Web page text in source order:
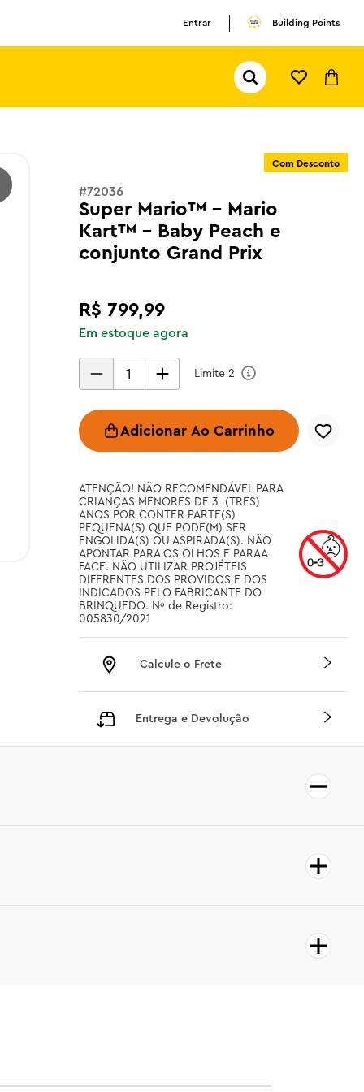
Entrar Building Points
Pesquisar...
Com Desconto
#72036
Super Mario™ - Mario
Kart™ – Baby Peach e
conjunto Grand Prix
R$ 799,99
Em estoque agora
Limite 2
Adicionar Ao Carrinho
ATENÇÃO! NÃO RECOMENDÁVEL PARA
CRIANÇAS MENORES DE 3  (TRES)
ANOS POR CONTER PARTE(S)
PEQUENA(S) QUE PODE(M) SER
ENGOLIDA(S) OU ASPIRADA(S). NÃO
APONTAR PARA OS OLHOS E PARAA
FACE. NÃO UTILIZAR PROJÉTEIS
DIFERENTES DOS PROVIDOS E DOS
INDICADOS PELO FABRICANTE DO
BRINQUEDO. Nº de Registro:
005830/2021
Calcule o Frete
Entrega e Devolução
TERMOS MAIS BUSCADOS
ferrari